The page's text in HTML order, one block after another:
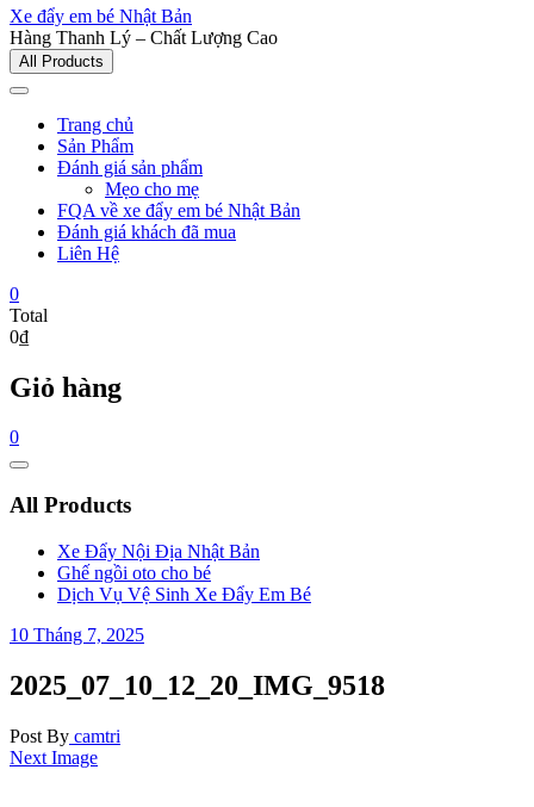
Xe đẩy em bé Nhật Bản
Hàng Thanh Lý – Chất Lượng Cao
All Products
Trang chủ
Sản Phẩm
Đánh giá sản phẩm
Mẹo cho mẹ
FQA về xe đẩy em bé Nhật Bản
Đánh giá khách đã mua
Liên Hệ
0
Total
0₫
Giỏ hàng
0
Catalog
All Products
Xe Đẩy Nội Địa Nhật Bản
Ghế ngồi oto cho bé
Dịch Vụ Vệ Sinh Xe Đẩy Em Bé
10 Tháng 7, 2025
2025_07_10_12_20_IMG_9518
Post By camtri
Next Image